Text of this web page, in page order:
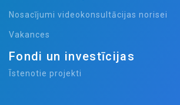
Nosacījumi videokonsultācijas norisei
Vakances
Fondi un investīcijas
Īstenotie projekti